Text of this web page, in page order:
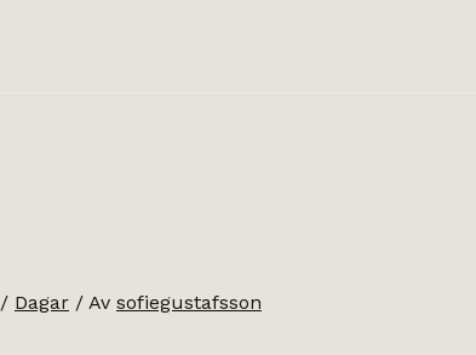
/ Dagar / Av sofiegustafsson